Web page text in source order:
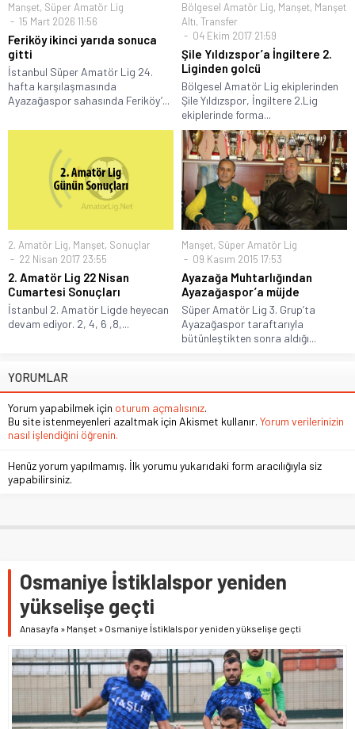
Manşet, Süper Amatör Lig
15 Mart 2026 11:56
Feriköy ikinci yarıda sonuca
gitti
İstanbul Süper Amatör Lig 24.
hafta karşılaşmasında
Ayazağaspor sahasında Feriköy’...
Bölgesel Amatör Lig, Manşet, Manşet
Altı, Transfer
04 Ekim 2017 21:59
Şile Yıldızspor’a İngiltere 2.
Liginden golcü
Bölgesel Amatör Lig ekiplerinden
Şile Yıldızspor, İngiltere 2.Lig
ekiplerinde forma...
2. Amatör Lig, Manşet, Sonuçlar
22 Nisan 2017 23:55
2. Amatör Lig 22 Nisan
Cumartesi Sonuçları
İstanbul 2. Amatör Ligde heyecan
devam ediyor. 2, 4, 6 ,8,...
Manşet, Süper Amatör Lig
09 Kasım 2015 17:53
Ayazağa Muhtarlığından
Ayazağaspor’a müjde
Süper Amatör Lig 3. Grup’ta
Ayazağaspor taraftarıyla
bütünleştikten sonra aldığı...
YORUMLAR
Yorum yapabilmek için oturum açmalısınız.
Bu site istenmeyenleri azaltmak için Akismet kullanır. Yorum verilerinizin
nasıl işlendiğini öğrenin.
Henüz yorum yapılmamış. İlk yorumu yukarıdaki form aracılığıyla siz
yapabilirsiniz.
Osmaniye İstiklalspor yeniden
yükselişe geçti
Anasayfa » Manşet » Osmaniye İstiklalspor yeniden yükselişe geçti